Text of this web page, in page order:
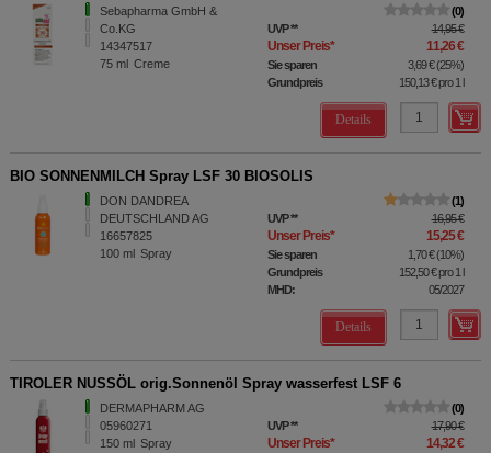
Sebapharma GmbH &
Co.KG
14347517
75 ml Creme
0
UVP** 14,95 €
Unser Preis* 11,26 €
Sie sparen 3,69 €(25%)
Grundpreis
150,13 €pro 1 l
Details
BIO SONNENMILCH Spray LSF 30 BIOSOLIS
DON DANDREA
DEUTSCHLAND AG
16657825
100 ml Spray
1
UVP** 16,95 €
Unser Preis* 15,25 €
Sie sparen 1,70 €(10%)
Grundpreis
152,50 €pro 1 l
MHD:
05/2027
Details
TIROLER NUSSÖL orig.Sonnenöl Spray wasserfest LSF 6
DERMAPHARM AG
05960271
150 ml Spray
0
UVP** 17,90 €
Unser Preis* 14,32 €